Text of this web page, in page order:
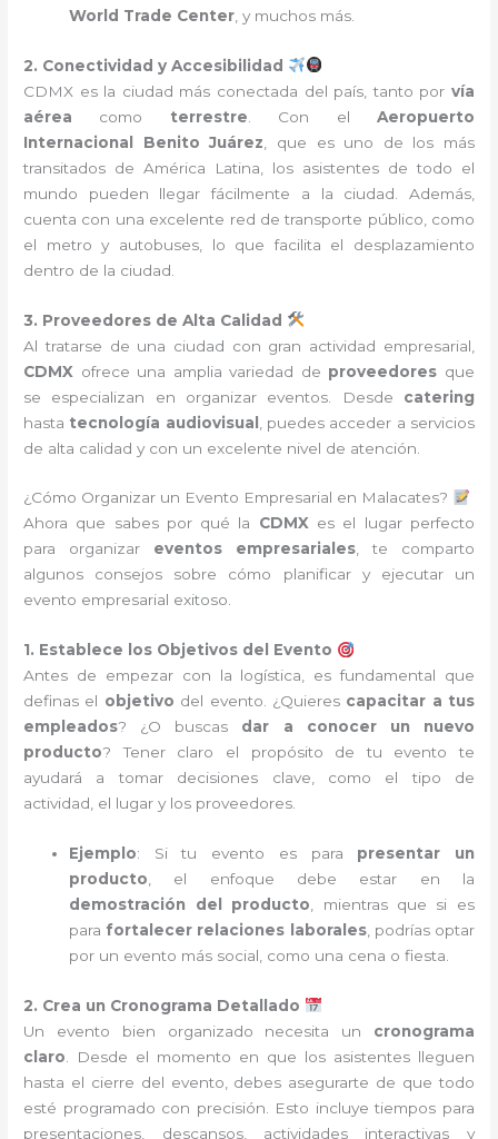
World Trade Center , y muchos más.
2. Conectividad y Accesibilidad
CDMX es la ciudad más conectada del país, tanto por vía
aérea como terrestre . Con el Aeropuerto
Internacional Benito Juárez , que es uno de los más
transitados de América Latina, los asistentes de todo el
mundo pueden llegar fácilmente a la ciudad. Además,
cuenta con una excelente red de transporte público, como
el metro y autobuses, lo que facilita el desplazamiento
dentro de la ciudad.
3. Proveedores de Alta Calidad
Al tratarse de una ciudad con gran actividad empresarial,
CDMX ofrece una amplia variedad de proveedores que
se especializan en organizar eventos. Desde catering
hasta tecnología audiovisual , puedes acceder a servicios
de alta calidad y con un excelente nivel de atención.
¿Cómo Organizar un Evento Empresarial en Malacates?
Ahora que sabes por qué la CDMXes el lugar perfecto
para organizar eventos empresariales, te comparto
algunos consejos sobre cómo planificar y ejecutar un
evento empresarial exitoso.
1. Establece los Objetivos del Evento
Antes de empezar con la logística, es fundamental que
definas el objetivo del evento. ¿Quieres capacitar a tus
empleados? ¿O buscas dar a conocer un nuevo
producto? Tener claro el propósito de tu evento te
ayudará a tomar decisiones clave, como el tipo de
actividad, el lugar y los proveedores.
Ejemplo: Si tu evento es para presentar un
producto , el enfoque debe estar en la
demostración del producto , mientras que si es
para fortalecer relaciones laborales, podrías optar
por un evento más social, como una cena o fiesta.
2. Crea un Cronograma Detallado
Un evento bien organizado necesita un cronograma
claro . Desde el momento en que los asistentes lleguen
hasta el cierre del evento, debes asegurarte de que todo
esté programado con precisión. Esto incluye tiempos para
presentaciones, descansos, actividades interactivas y